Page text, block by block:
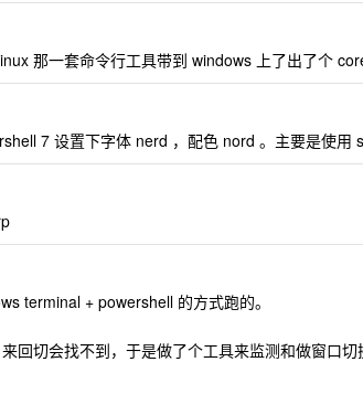
那一套命令行工具带到 windows 上了出了个
7 设置下字体 nerd ，配色 nord 。主要是使用
terminal + powershell 的方式跑的。
回切会找不到，于是做了个工具来监测和做窗口切